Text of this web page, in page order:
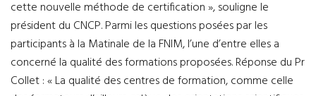
cette nouvelle méthode de certification », souligne le
président du CNCP. Parmi les questions posées par les
participants à la Matinale de la FNIM, l’une d’entre elles a
concerné la qualité des formations proposées. Réponse du Pr
Collet : « La qualité des centres de formation, comme celle